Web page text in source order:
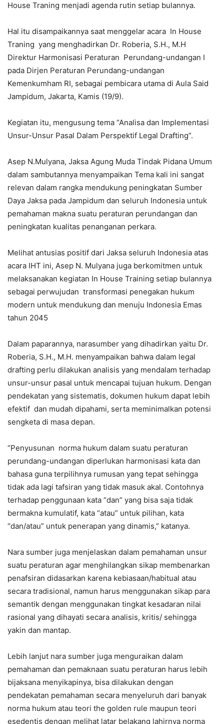
House Traning menjadi agenda rutin setiap bulannya.
Hal itu disampaikannya saat menggelar acara In House
Traning yang menghadirkan Dr. Roberia, S.H., M.H
Direktur Harmonisasi Peraturan Perundang-undangan I
pada Dirjen Peraturan Perundang-undangan
Kemenkumham RI, sebagai pembicara utama di Aula Said
Jampidum, Jakarta, Kamis (19/9).
Kegiatan itu, mengusung tema “Analisa dan Implementasi
Unsur-Unsur Pasal Dalam Perspektif Legal Drafting”.
Asep N.Mulyana, Jaksa Agung Muda Tindak Pidana Umum
dalam sambutannya menyampaikan Tema kali ini sangat
relevan dalam rangka mendukung peningkatan Sumber
Daya Jaksa pada Jampidum dan seluruh Indonesia untuk
pemahaman makna suatu peraturan perundangan dan
peningkatan kualitas penanganan perkara.
Melihat antusias positif dari Jaksa seluruh Indonesia atas
acara IHT ini, Asep N. Mulyana juga berkomitmen untuk
melaksanakan kegiatan In House Training setiap bulannya
sebagai perwujudan transformasi penegakan hukum
modern untuk mendukung dan menuju Indonesia Emas
tahun 2045
Dalam paparannya, narasumber yang dihadirkan yaitu Dr.
Roberia, S.H., M.H. menyampaikan bahwa dalam legal
drafting perlu dilakukan analisis yang mendalam terhadap
unsur-unsur pasal untuk mencapai tujuan hukum. Dengan
pendekatan yang sistematis, dokumen hukum dapat lebih
efektif dan mudah dipahami, serta meminimalkan potensi
sengketa di masa depan.
“Penyusunan norma hukum dalam suatu peraturan
perundang-undangan diperlukan harmonisasi kata dan
bahasa guna terpilihnya rumusan yang tepat sehingga
tidak ada lagi tafsiran yang tidak masuk akal. Contohnya
terhadap penggunaan kata “dan” yang bisa saja tidak
bermakna kumulatif, kata “atau” untuk pilihan, kata
“dan/atau” untuk penerapan yang dinamis,” katanya.
Nara sumber juga menjelaskan dalam pemahaman unsur
suatu peraturan agar menghilangkan sikap membenarkan
penafsiran didasarkan karena kebiasaan/habitual atau
secara tradisional, namun harus menggunakan sikap para
semantik dengan menggunakan tingkat kesadaran nilai
rasional yang dihayati secara analisis, kritis/ sehingga
yakin dan mantap.
Lebih lanjut nara sumber juga menguraikan dalam
pemahaman dan pemaknaan suatu peraturan harus lebih
bijaksana menyikapinya, bisa dilakukan dengan
pendekatan pemahaman secara menyeluruh dari banyak
norma hukum atau teori the golden rule maupun teori
esedentis dengan melihat latar belakang lahirnya norma